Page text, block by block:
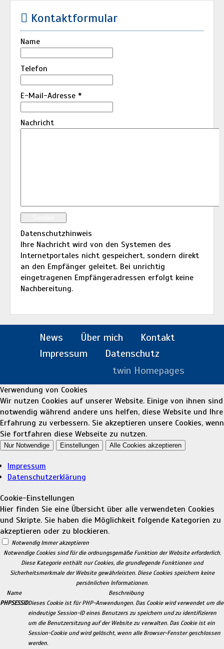
Kontaktformular
Name
Telefon
E-Mail-Adresse *
Nachricht
Datenschutzhinweis
Ihre Nachricht wird von den Systemen des
Internetportales nicht gespeichert, sondern direkt
an den Empfänger geleitet. Bei unrichtig
eingetragenen Empfängeradressen erfolgt keine
Nachbereitung.
News Über mich
Kontakt
Impressum
Datenschutz
twin Homepages
Verwendung von Cookies
Wir nutzen Cookies auf unserer Website. Einige von ihnen sind
notwendig während andere uns helfen, diese Website und Ihre
Erfahrung zu verbessern. Sie akzeptieren unsere Cookies, wenn
Sie fortfahren diese Webseite zu nutzen.
Nur Notwendige Einstellungen Alle Cookies akzeptieren
Impressum
Datenschutzerklärung
Cookie-Einstellungen
Hier finden Sie eine Übersicht über alle verwendeten Cookies
und Skripte. Sie haben die Möglichkeit folgende Kategorien zu
akzeptieren oder zu blockieren.
Notwendig Immer akzeptieren
Notwendige Cookies sind für die ordnungsgemäße Funktion der Website erforderlich.
Diese Kategorie enthält nur Cookies, die grundlegende Funktionen und
Sicherheitsmerkmale der Website gewährleisten. Diese Cookies speichern keine
persönlichen Informationen.
Name
Beschreibung
PHPSESSIDDieses Cookie ist für PHP-Anwendungen. Das Cookie wird verwendet um die
eindeutige Session-ID eines Benutzers zu speichern und zu identifizieren
um die Benutzersitzung auf der Website zu verwalten. Das Cookie ist ein
Session-Cookie und wird gelöscht, wenn alle Browser-Fenster geschlossen
werden.